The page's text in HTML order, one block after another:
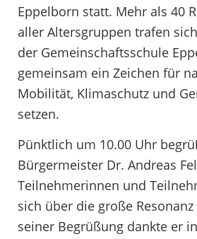
Eppelborn statt. Mehr als 40
aller Altersgruppen trafen
der Gemeinschaftsschule
gemeinsam ein Zeichen für
Mobilität, Klimaschutz und
setzen.
Pünktlich um 10.00 Uhr
Bürgermeister Dr. Andreas
Teilnehmerinnen und
sich über die große
seiner Begrüßung dankte er